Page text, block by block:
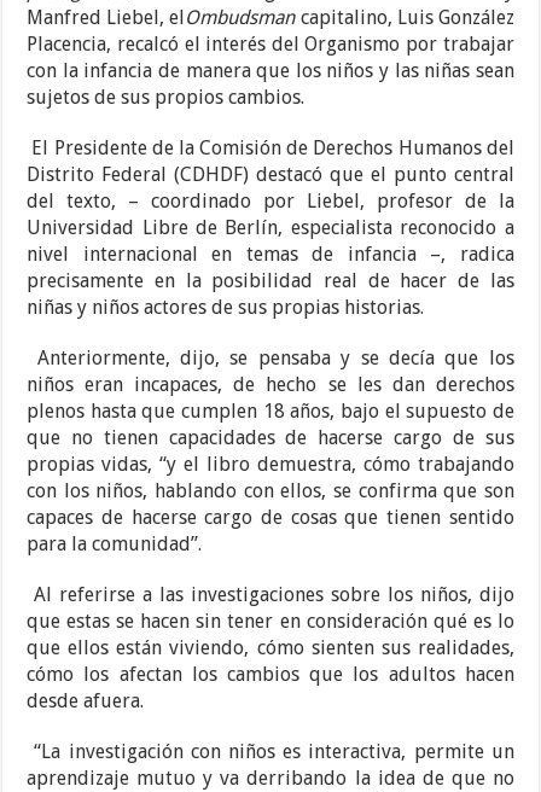
Manfred Liebel, el Ombudsman capitalino, Luis González
Placencia, recalcó el interés del Organismo por trabajar
con la infancia de manera que los niños y las niñas sean
sujetos de sus propios cambios.
El Presidente de la Comisión de Derechos Humanos del
Distrito Federal (CDHDF) destacó que el punto central
del texto, – coordinado por Liebel, profesor de la
Universidad Libre de Berlín, especialista reconocido a
nivel internacional en temas de infancia –, radica
precisamente en la posibilidad real de hacer de las
niñas y niños actores de sus propias historias.
Anteriormente, dijo, se pensaba y se decía que los
niños eran incapaces, de hecho se les dan derechos
plenos hasta que cumplen 18 años, bajo el supuesto de
que no tienen capacidades de hacerse cargo de sus
propias vidas, “y el libro demuestra, cómo trabajando
con los niños, hablando con ellos, se confirma que son
capaces de hacerse cargo de cosas que tienen sentido
para la comunidad”.
Al referirse a las investigaciones sobre los niños, dijo
que estas se hacen sin tener en consideración qué es lo
que ellos están viviendo, cómo sienten sus realidades,
cómo los afectan los cambios que los adultos hacen
desde afuera.
“La investigación con niños es interactiva, permite un
aprendizaje mutuo y va derribando la idea de que no